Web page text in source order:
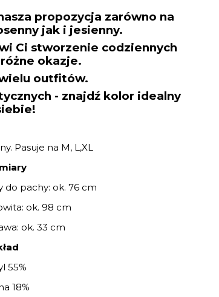
propozycja zarówno na
jak i jesienny.
Ci stworzenie codziennych
okazje.
outfitów.
- znajdź kolor idealny
Pasuje na M, L,XL
do pachy: ok. 76 cm
ok. 98 cm
ok. 33 cm
55%
18%